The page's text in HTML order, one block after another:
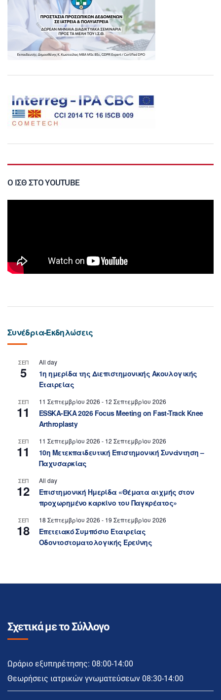
Ο ΙΣΘ ΣΤΟ YOUTUBE
Συνέδρια-Εκδηλώσεις
ΣΕΠ
5
All day
1η ημερίδα της Διεπιστημονικής Ακουλογικής
Εταιρείας
ΣΕΠ
11
11 Σεπτεμβρίου 2026 - 12 Σεπτεμβρίου 2026
ESSKA-EKA 2026 Focus Meeting on Fast-Track Knee
Arthroplasty
ΣΕΠ
11
11 Σεπτεμβρίου 2026 - 12 Σεπτεμβρίου 2026
10η Μετεκπαιδευτική Επιστημονική Συνάντηση –
Παχυσαρκίας
ΣΕΠ
12
All day
Επιστημονική Ημερίδα «Θέματα αιχμής στον
προχωρημένο καρκίνο του Παγκρέατος»
ΣΕΠ
18
18 Σεπτεμβρίου 2026 - 19 Σεπτεμβρίου 2026
Επετειακό Συμπόσιο Εταιρείας
Οδοντοστοματολογικής Ερεύνης
Σχετικά με το Σύλλογο
Ωράριο εξυπηρέτησης: 08:00-14:00
Θεωρήσεις ιατρικών γνωματεύσεων 08:30-14:00